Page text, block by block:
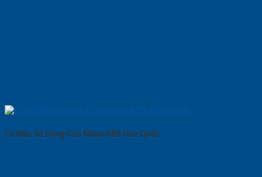
Có Nên Sử Dụng Cửa Nhựa ABS Hàn Quốc